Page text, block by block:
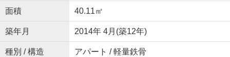
面積 40.11㎡
築年月 2014年 4月(築12年)
種別 / 構造 アパート / 軽量鉄骨